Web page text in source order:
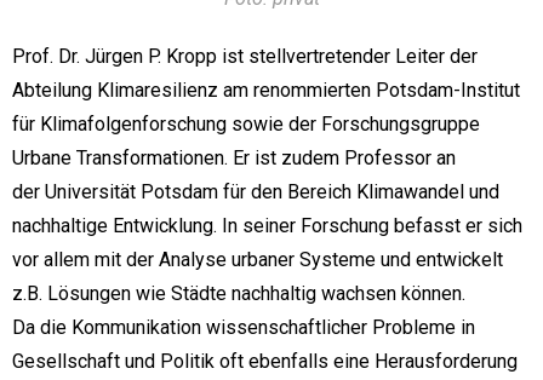
Prof. Dr. Jürgen P. Kropp ist stellvertretender Leiter der
Abteilung Klimaresilienz am renommierten Potsdam-Institut
für Klimafolgenforschung sowie der Forschungsgruppe
Urbane Transformationen. Er ist zudem Professor an
der Universität Potsdam für den Bereich Klimawandel und
nachhaltige Entwicklung. In seiner Forschung befasst er sich
vor allem mit der Analyse urbaner Systeme und entwickelt
z.B. Lösungen wie Städte nachhaltig wachsen können.
Da die Kommunikation wissenschaftlicher Probleme in
Gesellschaft und Politik oft ebenfalls eine Herausforderung